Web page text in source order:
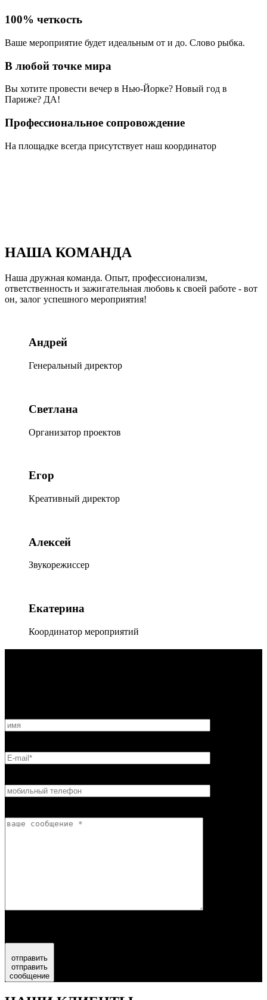
100% четкость
Ваше мероприятие будет идеальным от и до. Слово рыбка.
В любой точке мира
Вы хотите провести вечер в Нью-Йорке? Новый год в
Париже? ДА!
Профессиональное сопровождение
На площадке всегда присутствует наш координатор
НАША КОМАНДА
Наша дружная команда. Опыт, профессионализм,
ответственность и зажигательная любовь к своей работе - вот
он, залог успешного мероприятия!
Андрей
Генеральный директор
Светлана
Организатор проектов
Егор
Креативный директор
Алексей
Звукорежиссер
Екатерина
Координатор мероприятий
отправить
отправить
сообщение